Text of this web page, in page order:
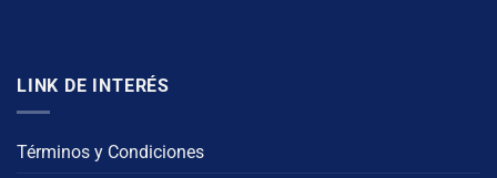
LINK DE INTERÉS
Términos y Condiciones